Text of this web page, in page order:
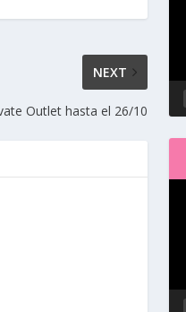
NEXT
Outlet hasta el 26/10